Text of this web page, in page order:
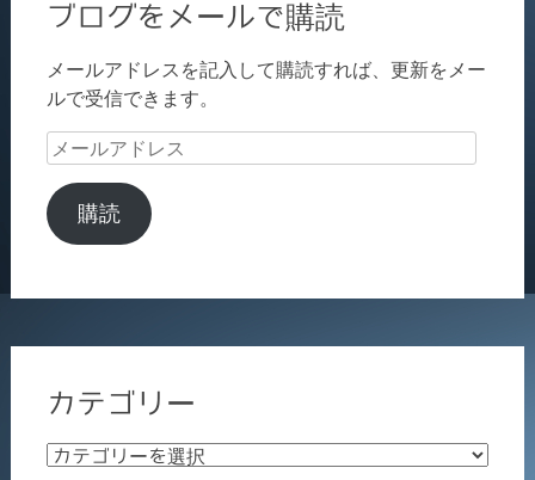
ブログをメールで購読
メールアドレスを記入して購読すれば、更新をメー
ルで受信できます。
メ
ル
ア
購読
カテゴリー
カ